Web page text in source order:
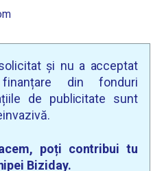
și nu a acceptat
din fonduri
de publicitate sunt
poți contribui tu
Biziday.